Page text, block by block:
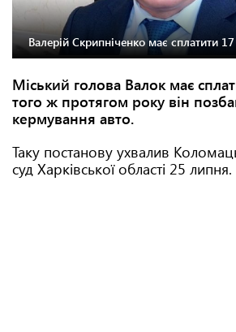
Валерій Скрипніченко має сплатити
Міський голова Валок має
того ж протягом року він
кермування авто.
Таку постанову ухвалив
суд Харківської області 25 липня.